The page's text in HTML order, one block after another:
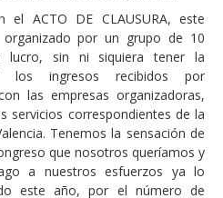
ACTO DE CLAUSURA, este
por un grupo de 10
lucro, sin ni siquiera tener la
los ingresos recibidos por
las empresas organizadoras,
servicios correspondientes de la
Tenemos la sensación de
que nosotros queríamos y
a nuestros esfuerzos ya lo
este año, por el número de